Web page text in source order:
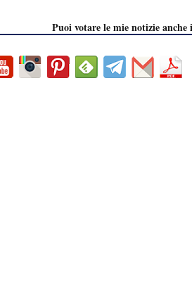
Puoi votare le mie notizie anche